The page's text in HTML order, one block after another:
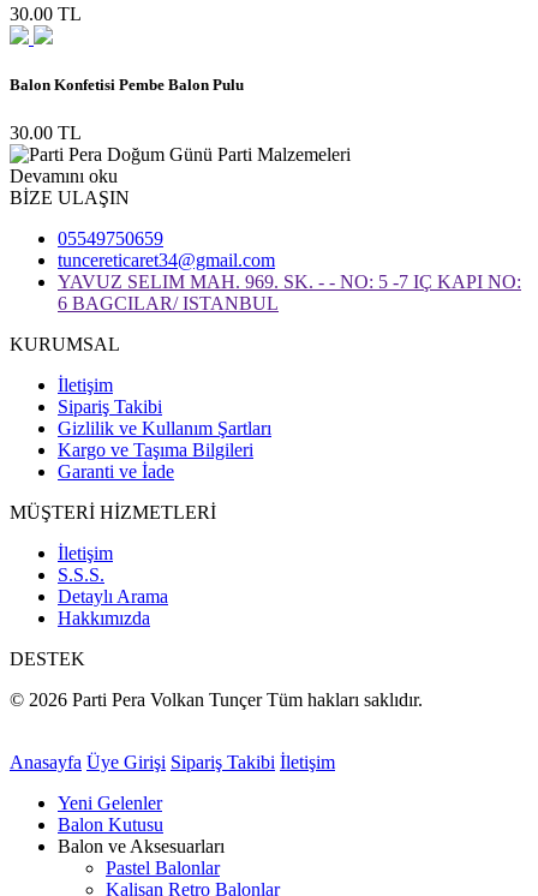
30.00 TL
Balon Konfetisi Pembe Balon Pulu
30.00 TL
Devamını oku
BİZE ULAŞIN
05549750659
tuncereticaret34@gmail.com
YAVUZ SELIM MAH. 969. SK. - - NO: 5 -7 IÇ KAPI NO:
6 BAGCILAR/ ISTANBUL
KURUMSAL
İletişim
Sipariş Takibi
Gizlilik ve Kullanım Şartları
Kargo ve Taşıma Bilgileri
Garanti ve İade
MÜŞTERİ HİZMETLERİ
İletişim
S.S.S.
Detaylı Arama
Hakkımızda
DESTEK
© 2026 Parti Pera Volkan Tunçer Tüm hakları saklıdır.
Anasayfa Üye Girişi Sipariş Takibi İletişim
Yeni Gelenler
Balon Kutusu
Balon ve Aksesuarları
Pastel Balonlar
Kalisan Retro Balonlar